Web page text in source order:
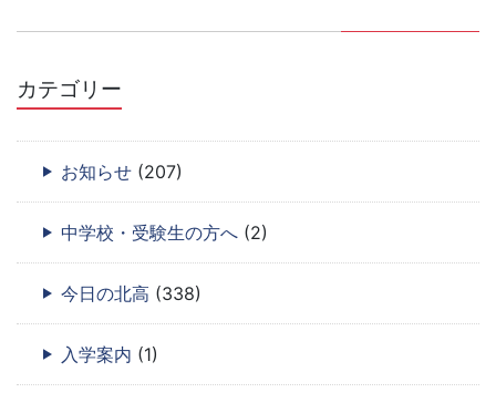
カテゴリー
お知らせ (207)
中学校・受験生の方へ (2)
今日の北高 (338)
入学案内 (1)